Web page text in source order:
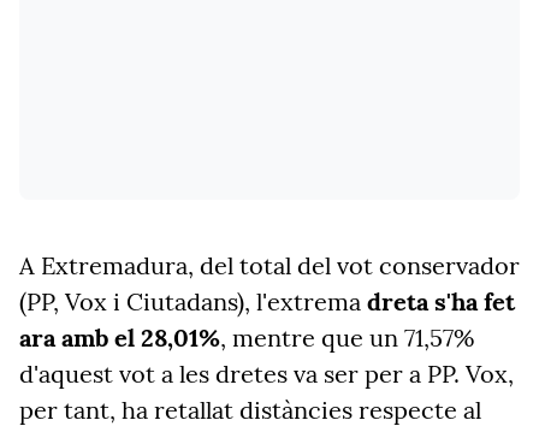
A Extremadura, del total del vot conservador
(PP, Vox i Ciutadans), l'extrema dreta s'ha fet
ara amb el 28,01%, mentre que un 71,57%
d'aquest vot a les dretes va ser per a PP. Vox,
per tant, ha retallat distàncies respecte al